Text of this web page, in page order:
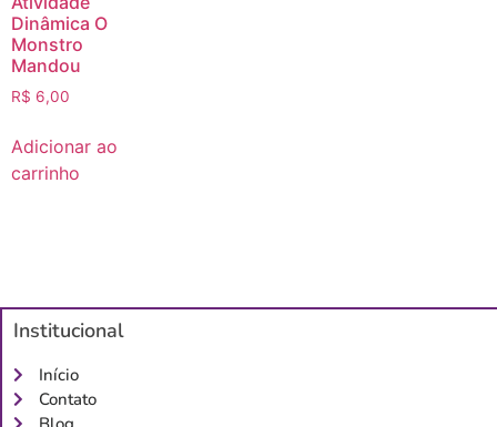
Dinâmica O
Monstro
Mandou
R$ 6,00
Adicionar ao
carrinho
Institucional
Início
Contato